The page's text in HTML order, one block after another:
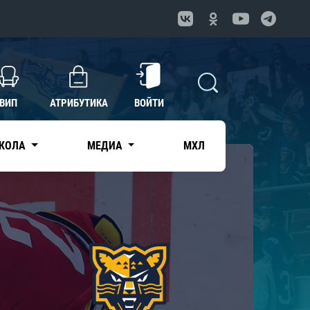
ВИП АТРИБУТИКА ВОЙТИ
МЕДИА МХЛ